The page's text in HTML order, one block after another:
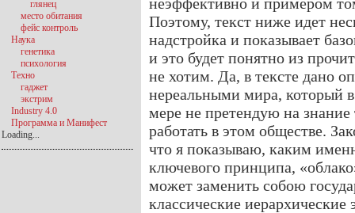
Поэтому, текст ниже идет
надстройка и показывает
и это будет понятно из
не хотим. Да, в тексте дано
нереальными мира, который
мере не претендую на
работать в этом обществе.
что я показываю, каким
ключевого принципа,
может заменить собою
классические
глянец
место обитания
фейс контроль
Наука
генетика
психология
Техно
гаджет
экстрим
Industry 4.0
Программа и Манифест
Loading...